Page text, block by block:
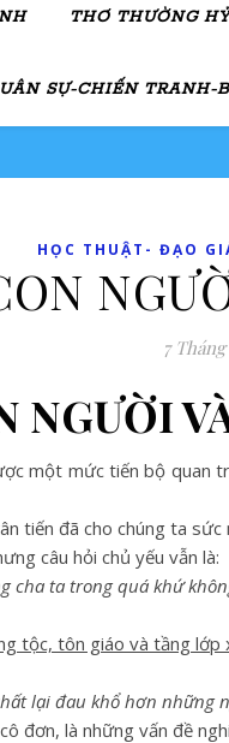
THƠ THƯỜNG
SỰ-CHIẾN TRANH-
HỌC THUẬT- ĐẠO
7
NGƯỜI
một mức tiến bộ quan
tiến đã cho chúng ta
câu hỏi chủ yếu vẫn là:
cha ta trong quá khứ
tộc, tôn giáo và tầng lớp
lại đau khổ hơn những
đơn, là những vấn đề